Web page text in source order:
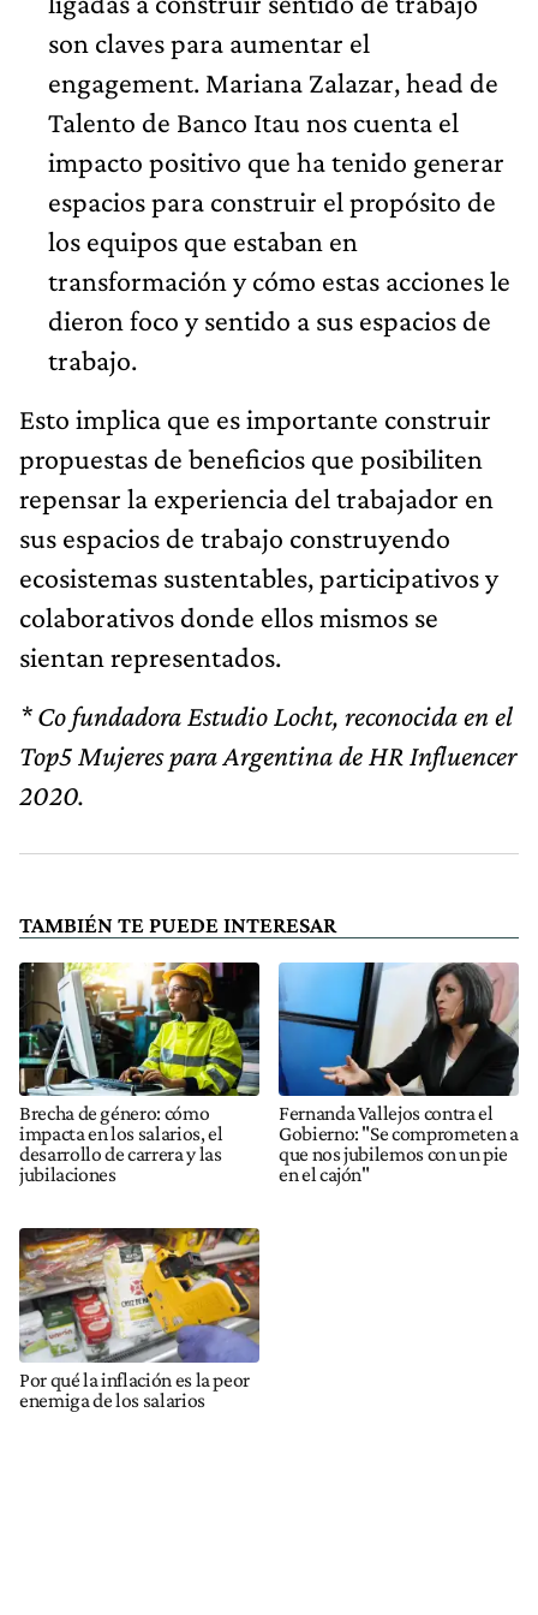
son claves para aumentar el
engagement. Mariana Zalazar, head de
Talento de Banco Itau nos cuenta el
impacto positivo que ha tenido generar
espacios para construir el propósito de
los equipos que estaban en
transformación y cómo estas acciones le
dieron foco y sentido a sus espacios de
trabajo.
Esto implica que es importante construir
propuestas de beneficios que posibiliten
repensar la experiencia del trabajador en
sus espacios de trabajo construyendo
ecosistemas sustentables, participativos y
colaborativos donde ellos mismos se
sientan representados.
* Co fundadora Estudio Locht, reconocida en el
Top5 Mujeres para Argentina de HR Influencer
2020.
TAMBIÉN TE PUEDE INTERESAR
Brecha de género: cómo
impacta en los salarios, el
desarrollo de carrera y las
jubilaciones
Fernanda Vallejos contra el
Gobierno: "Se comprometen a
que nos jubilemos con un pie
en el cajón"
Por qué la inflación es la peor
enemiga de los salarios